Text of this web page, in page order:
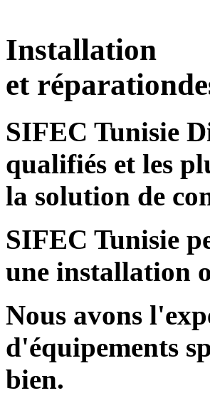
Installation
et réparation
SIFEC Tunisie
qualifiés et les
la solution de
SIFEC Tunisie
une installation
Nous avons
d'équipements
bien.